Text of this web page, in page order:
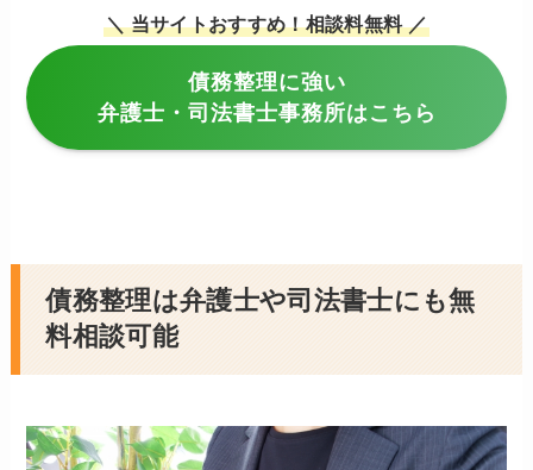
＼ 当サイトおすすめ！相談料無料 ／
債務整理に強い
弁護士・司法書士事務所はこちら
債務整理は弁護士や司法書士にも無
料相談可能